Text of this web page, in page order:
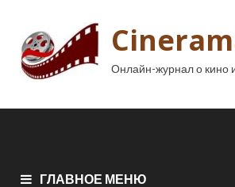
Онлайн-журнал о кино
ГЛАВНОЕ МЕНЮ